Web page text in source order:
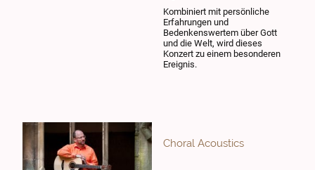
Kombiniert mit persönliche
Erfahrungen und
Bedenkenswertem über Gott
und die Welt, wird dieses
Konzert zu einem besonderen
Ereignis.
Choral Acoustics